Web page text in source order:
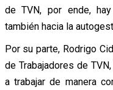
de TVN, por ende,
también hacia la
Por su parte, Rodrigo
de Trabajadores de
a trabajar de manera